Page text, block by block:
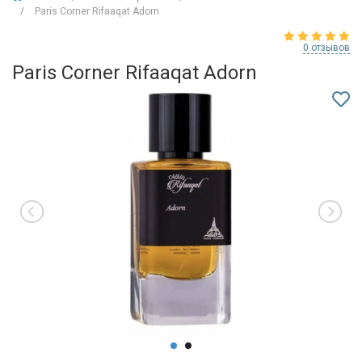
Paris Corner Rifaaqat Adorn
0 отзывов
Paris Corner Rifaaqat Adorn